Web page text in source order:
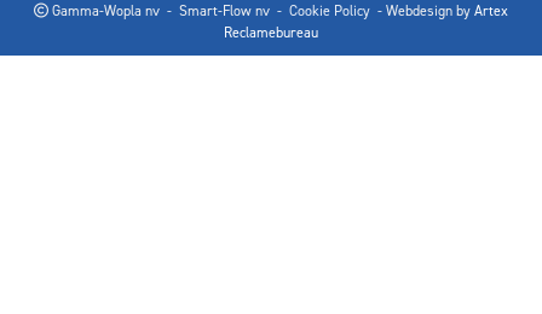
Gamma-Wopla nv - Smart-Flow nv - Cookie Policy - Webdesign byArtex
Reclamebureau